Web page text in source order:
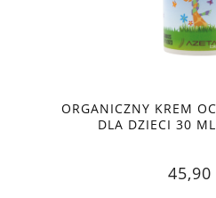
ORGANICZNY KREM
DLA DZIECI 30
45,90